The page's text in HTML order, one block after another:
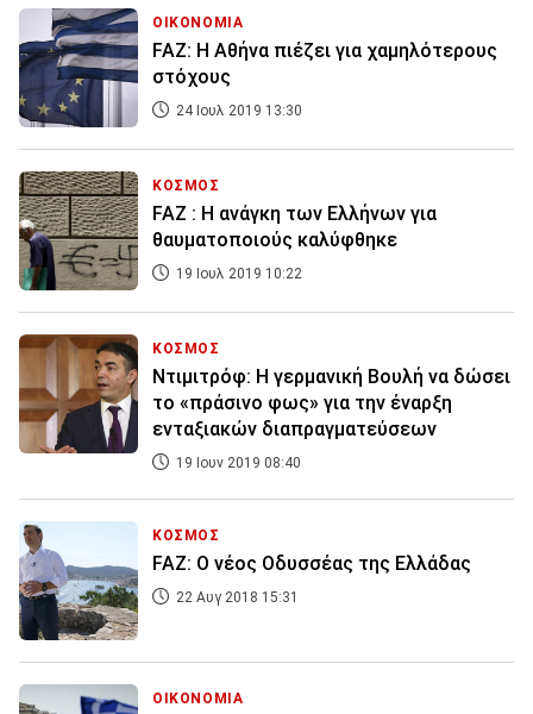
ΟΙΚΟΝΟΜΙΑ
FAZ: Η Αθήνα πιέζει για χαμηλότερους
στόχους
24 Ιουλ 2019 13:30
ΚΟΣΜΟΣ
FAZ : Η ανάγκη των Ελλήνων για
θαυματοποιούς καλύφθηκε
19 Ιουλ 2019 10:22
ΚΟΣΜΟΣ
Ντιμιτρόφ: Η γερμανική Βουλή να δώσει
το «πράσινο φως» για την έναρξη
ενταξιακών διαπραγματεύσεων
19 Ιουν 2019 08:40
ΚΟΣΜΟΣ
FAZ: Ο νέος Οδυσσέας της Ελλάδας
22 Αυγ 2018 15:31
ΟΙΚΟΝΟΜΙΑ